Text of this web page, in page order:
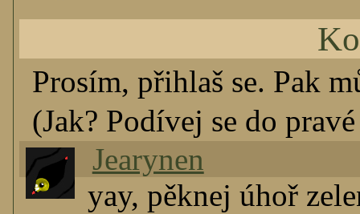
Prosím, přihlaš se. Pak
(Jak? Podívej se do
Jearynen
yay, pěknej úhoř